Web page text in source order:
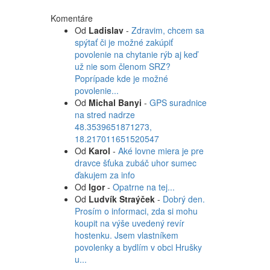
Komentáre
Od Ladislav - Zdravim, chcem sa
spýtať či je možné zakúpiť
povolenie na chytanie rýb aj keď
už nie som členom SRZ?
Poprípade kde je možné
povolenie...
Od Michal Banyi - GPS suradnice
na stred nadrze
48.3539651871273,
18.217011651520547
Od Karol - Aké lovne miera je pre
dravce šťuka zubáč uhor sumec
ďakujem za info
Od Igor- Opatrne na tej...
Od Ludvík Straýček- Dobrý den.
Prosím o informaci, zda si mohu
koupit na výše uvedený revír
hostenku. Jsem vlastníkem
povolenky a bydlím v obci Hrušky
u...